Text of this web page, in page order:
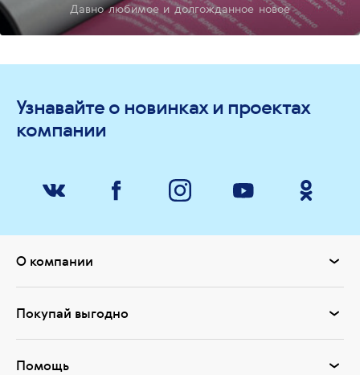
Давно любимое и долгожданное новое
Узнавайте о новинках и проектах
компании
О компании
Покупай выгодно
Помощь